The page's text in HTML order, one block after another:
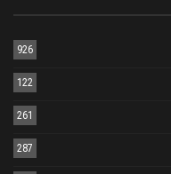
926
122
261
287